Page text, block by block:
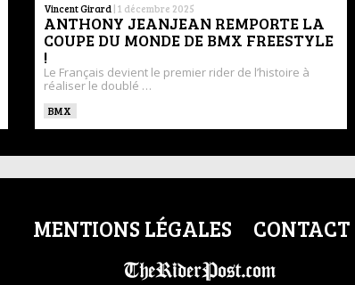
Vincent Girard | 1 décembre 2025
ANTHONY JEANJEAN REMPORTE LA
COUPE DU MONDE DE BMX FREESTYLE
!
Le Français devient le premier rider de l’histoire à
réaliser le doublé …
BMX
MENTIONS LÉGALES CONTACT